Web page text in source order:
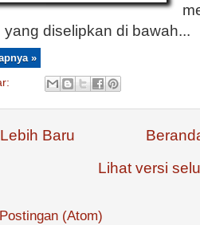
yang diselipkan di bawah...
»
Baru
Lihat versi
Postingan (Atom)